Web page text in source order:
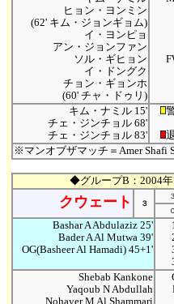
ヒョン・ヨンミン
(62' キム・ジョンギョム)
イ・ヨンピョ
アン・ジョンファン
ソル・ギヒョン
イ・ドングク
チョン・ギョンホ
(60' チャ・ドゥリ)
キム・ナミル 15'
チェ・ジンチョル 68'
チェ・ジンチョル 83'
※マンオブザマッチ＝Amer Shafi
◆グループB：2004
クウェート ３
Bashar A Abdulaziz 25'
Bader A Al Mutwa 39'
OG(Basheer Al Hamadi) 45+1'
Shebab Kankone
Yaqoub N Abdullah
Nohayer M Al Shammari